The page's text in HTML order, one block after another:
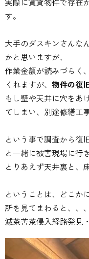
す。
大手のダスキンさんな
かと思いますが、
作業金額が読みづらく
くれますが、 物件の復
もし壁や天井に穴をあ
てしまい、別途修繕工
という事で調査から復
と一緒に被害現場に行
とりあえず天井裏と、
ということは、どこか
所を見てまわると、、、
滅茶苦茶侵入経路発見